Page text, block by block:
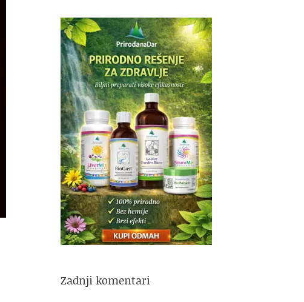
Zadnji komentari